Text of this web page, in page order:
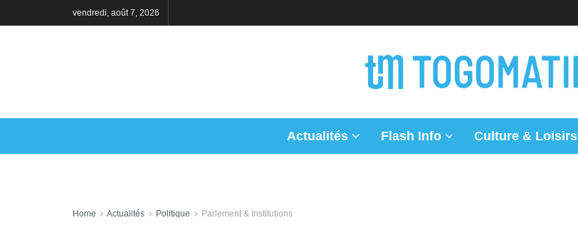
vendredi, août 7, 2026
Actualités Flash Info Culture & Loisirs
Home Actualités Politique Parlement & Institutions